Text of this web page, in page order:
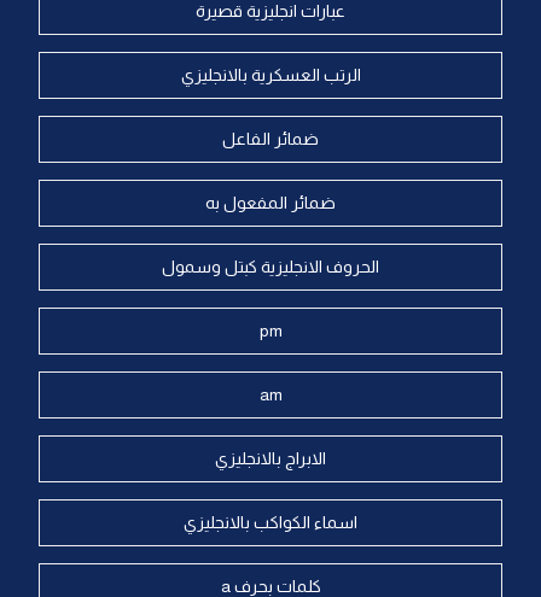
عبارات انجليزية قصيرة
الرتب العسكرية بالانجليزي
ضمائر الفاعل
ضمائر المفعول به
الحروف الانجليزية كبتل وسمول
pm
am
الابراج بالانجليزي
اسماء الكواكب بالانجليزي
كلمات بحرف a